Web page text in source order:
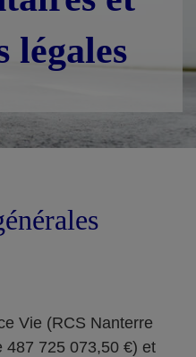
légales
Vie (RCS Nanterre
487 725 073,50 €) et